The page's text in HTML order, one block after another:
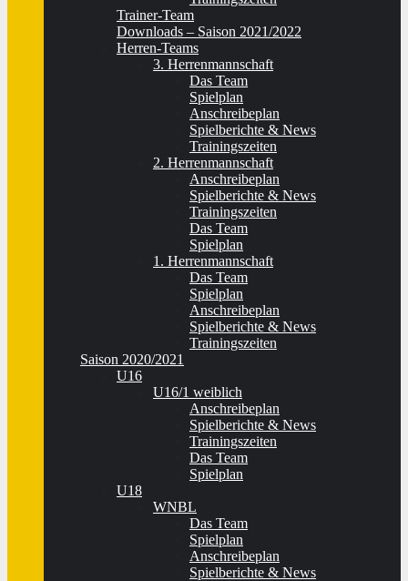
Trainer-Team
Downloads – Saison 2021/2022
Herren-Teams
3. Herrenmannschaft
Das Team
Spielplan
Anschreibeplan
Spielberichte & News
Trainingszeiten
2. Herrenmannschaft
Anschreibeplan
Spielberichte & News
Trainingszeiten
Das Team
Spielplan
1. Herrenmannschaft
Das Team
Spielplan
Anschreibeplan
Spielberichte & News
Trainingszeiten
Saison 2020/2021
U16
U16/1 weiblich
Anschreibeplan
Spielberichte & News
Trainingszeiten
Das Team
Spielplan
U18
WNBL
Das Team
Spielplan
Anschreibeplan
Spielberichte & News